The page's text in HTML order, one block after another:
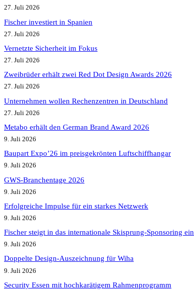
27. Juli 2026
Fischer investiert in Spanien
27. Juli 2026
Vernetzte Sicherheit im Fokus
27. Juli 2026
Zweibrüder erhält zwei Red Dot Design Awards 2026
27. Juli 2026
Unternehmen wollen Rechenzentren in Deutschland
27. Juli 2026
Metabo erhält den German Brand Award 2026
9. Juli 2026
Baupart Expo’26 im preisgekrönten Luftschiffhangar
9. Juli 2026
GWS-Branchentage 2026
9. Juli 2026
Erfolgreiche Impulse für ein starkes Netzwerk
9. Juli 2026
Fischer steigt in das internationale Skisprung-Sponsoring ein
9. Juli 2026
Doppelte Design-Auszeichnung für Wiha
9. Juli 2026
Security Essen mit hochkarätigem Rahmenprogramm